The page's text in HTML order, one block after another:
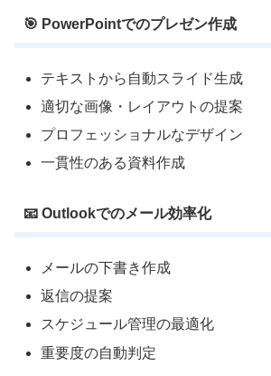
🎯 PowerPointでのプレゼン作成
テキストから自動スライド生成
適切な画像・レイアウトの提案
プロフェッショナルなデザイン
一貫性のある資料作成
📧 Outlookでのメール効率化
メールの下書き作成
返信の提案
スケジュール管理の最適化
重要度の自動判定